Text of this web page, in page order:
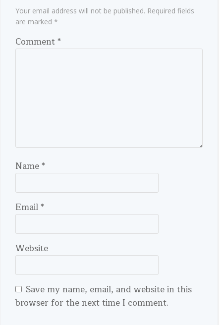
Your email address will not be published. Required fields
are marked *
Comment*
Name*
Email*
Website
Save my name, email, and website in this
browser for the next time I comment.